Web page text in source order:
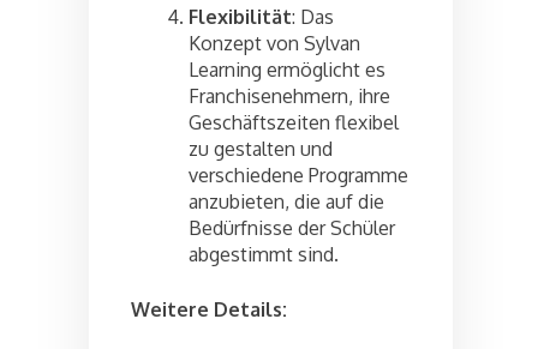
Flexibilität: Das
Konzept von Sylvan
Learning ermöglicht es
Franchisenehmern, ihre
Geschäftszeiten flexibel
zu gestalten und
verschiedene Programme
anzubieten, die auf die
Bedürfnisse der Schüler
abgestimmt sind.
Weitere Details: